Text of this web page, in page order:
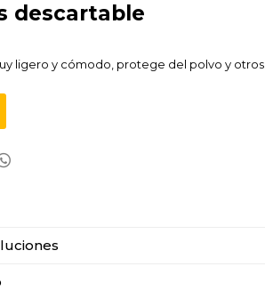
descartable
ligero y cómodo, protege del polvo y otros.